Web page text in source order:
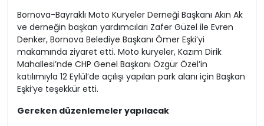
Bornova-Bayraklı Moto Kuryeler Derneği Başkanı Akın Ak
ve derneğin başkan yardımcıları Zafer Güzel ile Evren
Denker, Bornova Belediye Başkanı Ömer Eşki’yi
makamında ziyaret etti. Moto kuryeler, Kazım Dirik
Mahallesi’nde CHP Genel Başkanı Özgür Özel’in
katılımıyla 12 Eylül’de açılışı yapılan park alanı için Başkan
Eşki’ye teşekkür etti.
Gereken düzenlemeler yapılacak